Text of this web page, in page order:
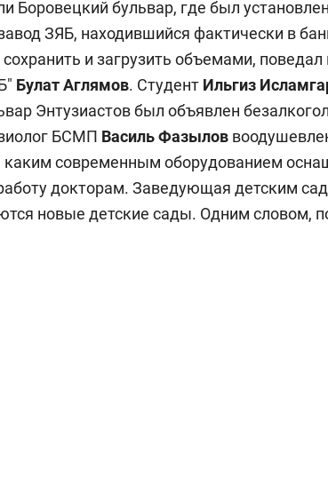
Боровецкий бульвар, где был
ЗЯБ, находившийся фактически в
и загрузить объемами, поведал
Булат Аглямов. Студент Ильгиз
Энтузиастов был объявлен
БСМП Василь Фазылов
каким современным оборудованием
докторам. Заведующая детским
новые детские сады. Одним словом,